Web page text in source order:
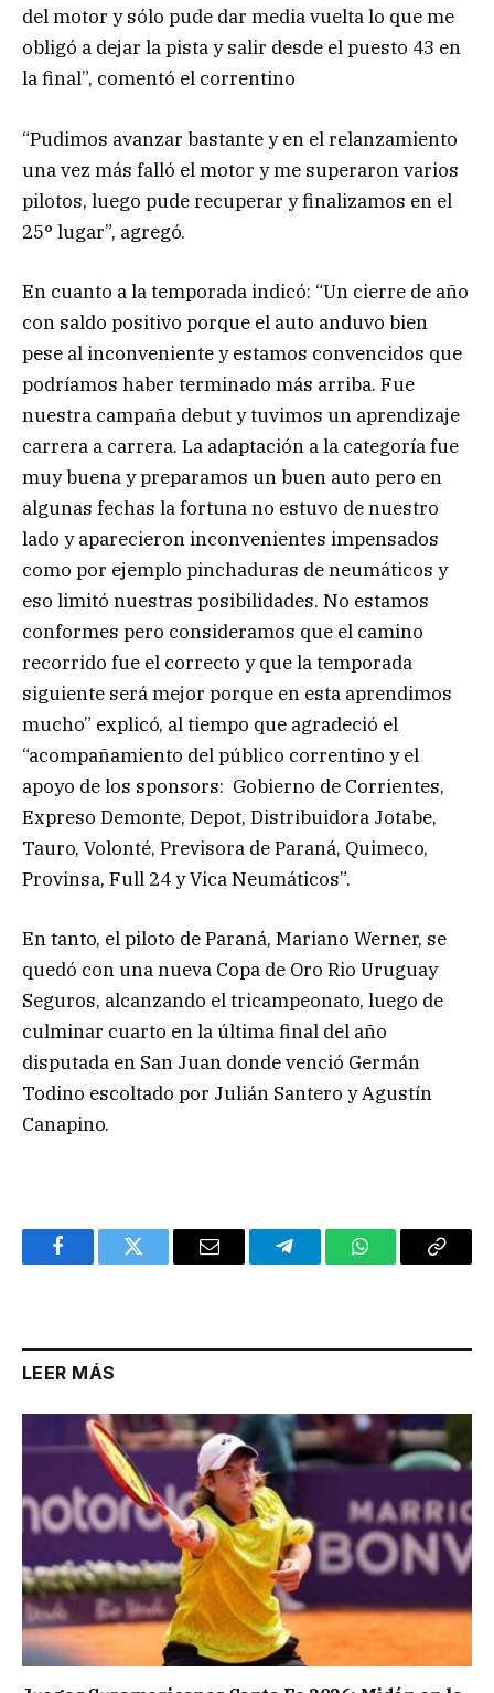
del motor y sólo pude dar media vuelta lo que me
obligó a dejar la pista y salir desde el puesto 43 en
la final”, comentó el correntino
“Pudimos avanzar bastante y en el relanzamiento
una vez más falló el motor y me superaron varios
pilotos, luego pude recuperar y finalizamos en el
25° lugar”, agregó.
En cuanto a la temporada indicó: “Un cierre de año
con saldo positivo porque el auto anduvo bien
pese al inconveniente y estamos convencidos que
podríamos haber terminado más arriba. Fue
nuestra campaña debut y tuvimos un aprendizaje
carrera a carrera. La adaptación a la categoría fue
muy buena y preparamos un buen auto pero en
algunas fechas la fortuna no estuvo de nuestro
lado y aparecieron inconvenientes impensados
como por ejemplo pinchaduras de neumáticos y
eso limitó nuestras posibilidades. No estamos
conformes pero consideramos que el camino
recorrido fue el correcto y que la temporada
siguiente será mejor porque en esta aprendimos
mucho” explicó, al tiempo que agradeció el
“acompañamiento del público correntino y el
apoyo de los sponsors: Gobierno de Corrientes,
Expreso Demonte, Depot, Distribuidora Jotabe,
Tauro, Volonté, Previsora de Paraná, Quimeco,
Provinsa, Full 24 y Vica Neumáticos”.
En tanto, el piloto de Paraná, Mariano Werner, se
quedó con una nueva Copa de Oro Rio Uruguay
Seguros, alcanzando el tricampeonato, luego de
culminar cuarto en la última final del año
disputada en San Juan donde venció Germán
Todino escoltado por Julián Santero y Agustín
Canapino.
FacebookTwitter Email TelegramWhatsAppCopy
LEER MÁS